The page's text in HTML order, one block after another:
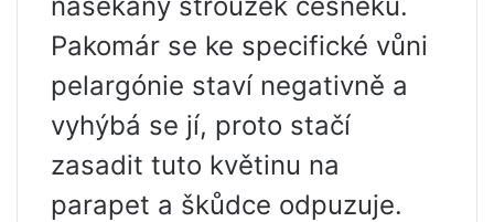
Pakomár se ke specifické vůni
pelargónie staví negativně a
vyhýbá se jí, proto stačí
zasadit tuto květinu na
parapet a škůdce odpuzuje.